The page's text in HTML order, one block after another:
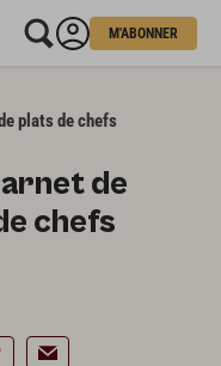
M'ABONNER
plats de chefs
de
chefs